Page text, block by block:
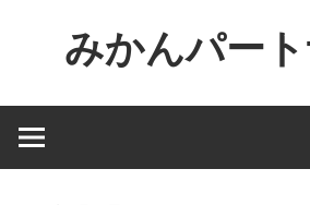
ン
へ
みかんパー
ー
ジ